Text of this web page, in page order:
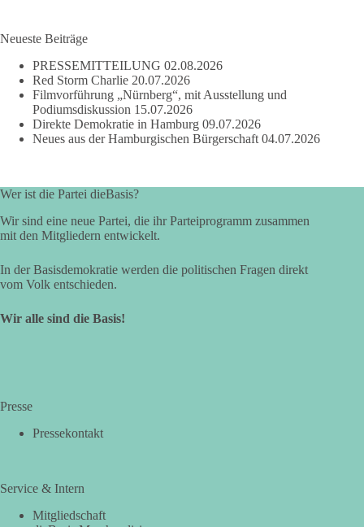
Neueste Beiträge
PRESSEMITTEILUNG 02.08.2026
Red Storm Charlie 20.07.2026
Filmvorführung „Nürnberg“, mit Ausstellung und
Podiumsdiskussion 15.07.2026
Direkte Demokratie in Hamburg 09.07.2026
Neues aus der Hamburgischen Bürgerschaft 04.07.2026
Wer ist die Partei dieBasis?
Wir sind eine neue Partei, die ihr Parteiprogramm zusammen
mit den Mitgliedern entwickelt.
In der Basisdemokratie werden die politischen Fragen direkt
vom Volk entschieden.
Wir alle sind die Basis!
Presse
Pressekontakt
Service & Intern
Mitgliedschaft